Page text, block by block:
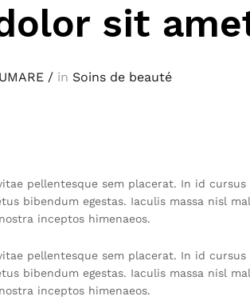
sit
/ in Soins de beauté
pellentesque sem placerat. In id
bibendum egestas. Iaculis massa nisl
inceptos himenaeos.
pellentesque sem placerat. In id
bibendum egestas. Iaculis massa nisl
inceptos himenaeos.